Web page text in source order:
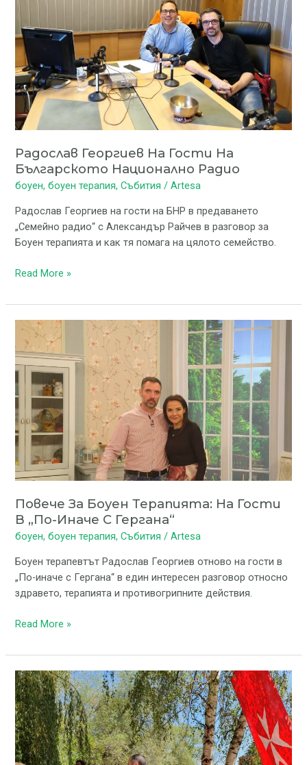
Радослав Георгиев На Гости На
Българското Национално Радио
боуен,боуен терапия,Събития /Artesa
Радослав Георгиев на гости на БНР в предаването
„Семейно радио“ с Александър Райчев в разговор за
Боуен терапията и как тя помага на цялото семейство.
Българското
национално
радио
Read More »
Повече За Боуен Терапията: На Гости
В „По-Иначе С Гергана“
боуен,боуен терапия,Събития /Artesa
Боуен терапевтът Радослав Георгиев отново на гости в
„По-иначе с Гергана“ в един интересен разговор относно
здравето, терапията и противогрипните действия.
Повече
за
Боуен
терапията:
гости
в
„По-
иначе
с
Гергана“
Read More »
Боуен,
йога
и
игри
с
Творческа